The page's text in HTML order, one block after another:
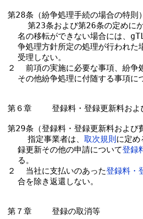
第28条（紛争処理手続の場合の特則）
第23条および第26条の定めに
名の移転ができない場合には、
争処理方針所定の処理が行われた
  受理しない。
２  前項の実施に必要な事項、紛争
その他紛争処理に付随する事項に
第６章    登録料・登録更新料およ
第29条（登録料・登録更新料および
    指定事業者は、
取次規則に定め
  録更新その他の申請について
登録
  る。
２  当社に支払いのあった登録料・
  合を除き返還しない。
第７章    登録の取消等